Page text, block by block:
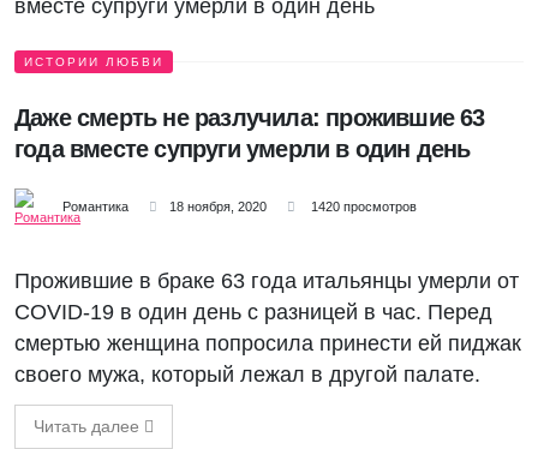
ИСТОРИИ ЛЮБВИ
Даже смерть не разлучила: прожившие 63
года вместе супруги умерли в один день
Романтика 18 ноября, 2020 1420 просмотров
Прожившие в браке 63 года итальянцы умерли от
COVID-19 в один день с разницей в час. Перед
смертью женщина попросила принести ей пиджак
своего мужа, который лежал в другой палате.
Читать далее